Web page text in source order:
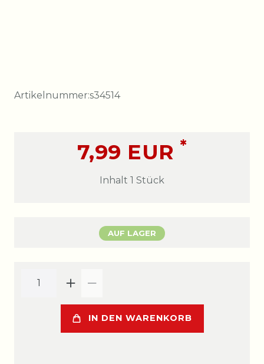
Artikelnummer:s34514
7,99 EUR *
Inhalt 1 Stück
AUF LAGER
IN DEN WARENKORB